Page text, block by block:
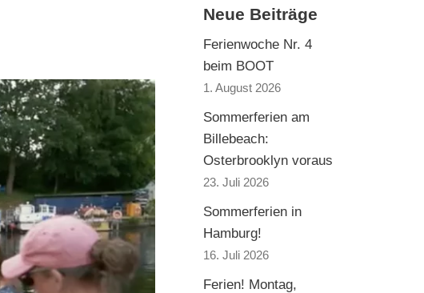
Neue Beiträge
Ferienwoche Nr. 4
beim BOOT
1. August 2026
Sommerferien am
Billebeach:
Osterbrooklyn voraus
23. Juli 2026
Sommerferien in
Hamburg!
16. Juli 2026
Ferien! Montag,